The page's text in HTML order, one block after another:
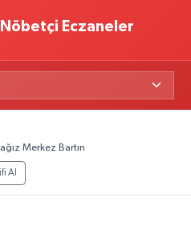
Eczaneler
Merkez Bartın
Al